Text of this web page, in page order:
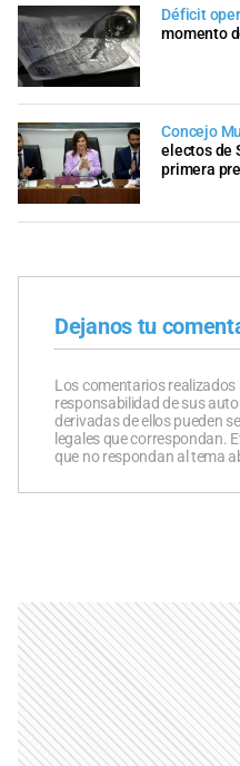
Déficit
momento
Concejo
electos de
primera
Dejanos tu
Los comentarios realizados
responsabilidad de sus
derivadas de ellos pueden
legales que correspondan.
que no respondan al tema